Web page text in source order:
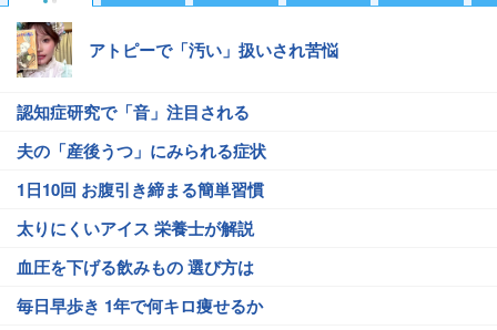
アトピーで「汚い」扱いされ苦悩
認知症研究で「音」注目される
夫の「産後うつ」にみられる症状
1日10回 お腹引き締まる簡単習慣
太りにくいアイス 栄養士が解説
血圧を下げる飲みもの 選び方は
毎日早歩き 1年で何キロ痩せるか